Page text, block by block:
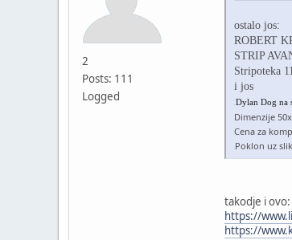
2
Posts: 111
Logged
ostalo jos:
ROBERT
STRIP
Stripoteka
i jos
Dylan Dog na
Dimenzije
Cena za
Poklon uz
takodje i ovo:
https://
https://